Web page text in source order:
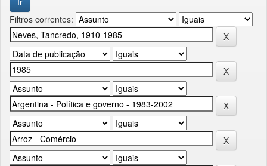
Filtros correntes: